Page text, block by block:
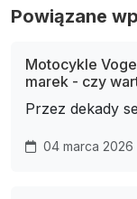
Powiązane
Motocykle
marek - czy
Przez dekady
04 marca 2026